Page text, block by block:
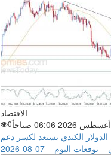
الاقتصاد
0
الكندي يستعد لكسر دعم
اليوم – 07-08-2026